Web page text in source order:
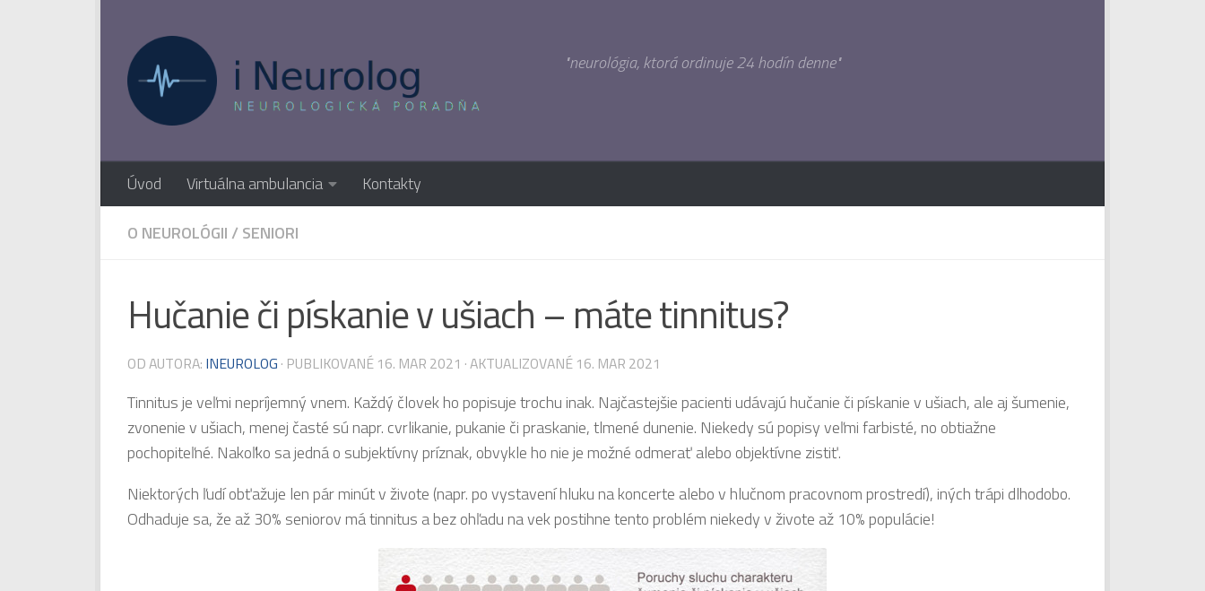
"neurológia, ktorá ordinuje 24 hodín denne"
Úvod Virtuálna ambulancia Kontakty
O NEUROLÓGII / SENIORI
Hučanie či pískanie v ušiach – máte tinnitus?
OD AUTORA: INEUROLOG · PUBLIKOVANÉ 16. MAR 2021 · AKTUALIZOVANÉ 16. MAR 2021
Tinnitus je veľmi nepríjemný vnem. Každý človek ho popisuje trochu inak. Najčastejšie pacienti udávajú hučanie či pískanie v ušiach, ale aj šumenie,
zvonenie v ušiach, menej časté sú napr. cvrlikanie, pukanie či praskanie, tlmené dunenie. Niekedy sú popisy veľmi farbisté, no obtiažne
pochopiteľné. Nakoľko sa jedná o subjektívny príznak, obvykle ho nie je možné odmerať alebo objektívne zistiť.
Niektorých ľudí obťažuje len pár minút v živote (napr. po vystavení hluku na koncerte alebo v hlučnom pracovnom prostredí), iných trápi dlhodobo.
Odhaduje sa, že až 30% seniorov má tinnitus a bez ohľadu na vek postihne tento problém niekedy v živote až 10% populácie!